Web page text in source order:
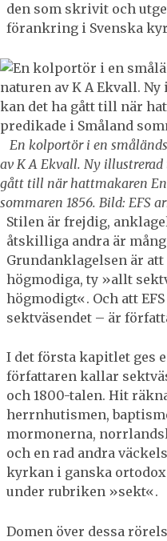
den som skrivit och
förankring i Svenska
En kolportör i en
av K A Ekvall. Ny
gått till när hattmakaren
sommaren 1856. Bild: EFS
Stilen är frejdig,
åtskilliga andra är
Grundanklagelsen är
högmodiga, ty »allt
högmodigt«. Och att
sektväsendet – är
I det första kapitlet ges
författaren kallar
och 1800-talen. Hit
herrnhutismen,
mormonerna,
och en rad andra
kyrkan i ganska
under rubriken »sekt«.
Domen över dessa